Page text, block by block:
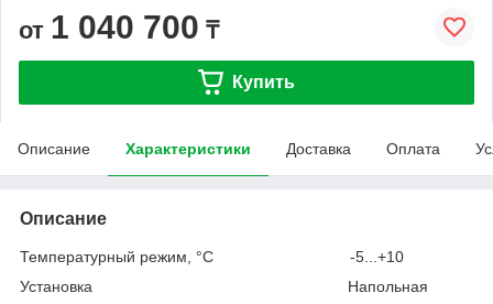
от 1 040 700 ₸
Купить
Описание Характеристики Доставка Оплата
Описание
Температурный режим, °С -5...+10
Установка Напольная